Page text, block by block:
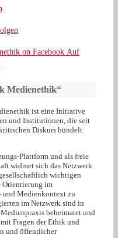
Auf
Medienethik“
ist eine Initiative
und Institutionen, die seit
Diskurs bündelt
Plattform und als freie
widmet sich das Netzwerk
wichtigen
Orientierung im
und Medienkontext zu
im Netzwerk sind in
beheimatet und
Fragen der Ethik und
und öffentlicher